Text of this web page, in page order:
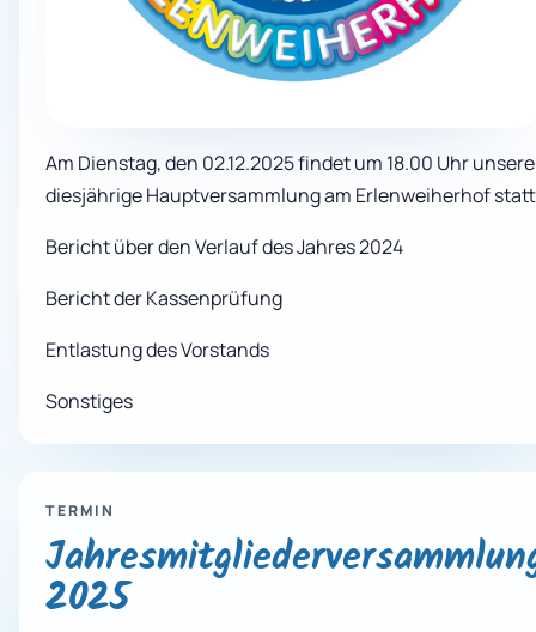
Am Dienstag, den 02.12.2025 findet um 18.00 Uhr unsere
diesjährige Hauptversammlung am Erlenweiherhof
Bericht über den Verlauf des Jahres 2024
Bericht der Kassenprüfung
Entlastung des Vorstands
Sonstiges
TERMIN
2025